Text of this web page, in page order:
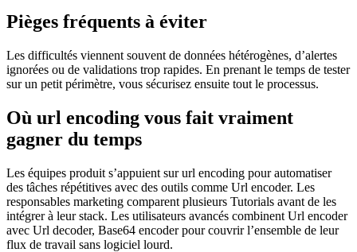
Pièges fréquents à éviter
Les difficultés viennent souvent de données hétérogènes, d’alertes
ignorées ou de validations trop rapides. En prenant le temps de tester
sur un petit périmètre, vous sécurisez ensuite tout le processus.
Où url encoding vous fait vraiment
gagner du temps
Les équipes produit s’appuient sur url encoding pour automatiser
des tâches répétitives avec des outils comme Url encoder. Les
responsables marketing comparent plusieurs Tutorials avant de les
intégrer à leur stack. Les utilisateurs avancés combinent Url encoder
avec Url decoder, Base64 encoder pour couvrir l’ensemble de leur
flux de travail sans logiciel lourd.